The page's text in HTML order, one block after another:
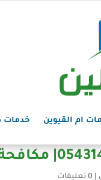
ام القيوين خدمات
|0 تعليقات